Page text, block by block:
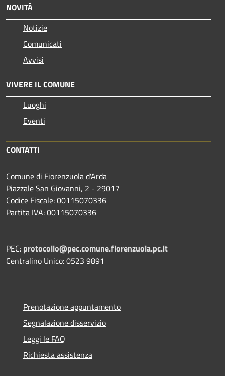
NOVITÀ
Notizie
Comunicati
Avvisi
VIVERE IL COMUNE
Luoghi
Eventi
CONTATTI
Comune di Fiorenzuola d'Arda
Piazzale San Giovanni, 2 - 29017
Codice Fiscale: 00115070336
Partita IVA: 00115070336
PEC: protocollo@pec.comune.fiorenzuola.pc.it
Centralino Unico: 0523 9891
Prenotazione appuntamento
Segnalazione disservizio
Leggi le FAQ
Richiesta assistenza